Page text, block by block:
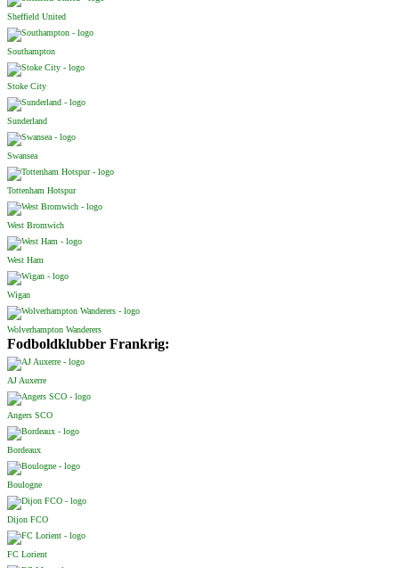
Sheffield United
Southampton
Stoke City
Sunderland
Swansea
Tottenham Hotspur
West Bromwich
West Ham
Wigan
Wolverhampton Wanderers
Fodboldklubber Frankrig:
AJ Auxerre
Angers SCO
Bordeaux
Boulogne
Dijon FCO
FC Lorient